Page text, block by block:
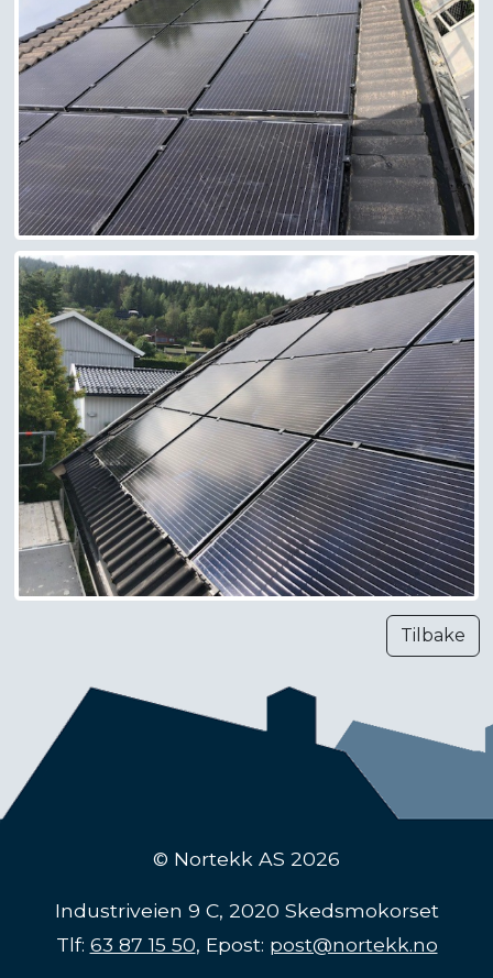
Tilbake
© Nortekk AS 2026
Industriveien 9 C, 2020 Skedsmokorset
Tlf: 63 87 15 50, Epost: post@nortekk.no